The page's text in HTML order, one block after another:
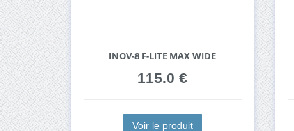
INOV-8 F-LITE MAX WIDE
115.0 €
Voir le produit